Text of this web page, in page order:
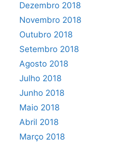
Dezembro 2018
Novembro 2018
Outubro 2018
Setembro 2018
Agosto 2018
Julho 2018
Junho 2018
Maio 2018
Abril 2018
Março 2018